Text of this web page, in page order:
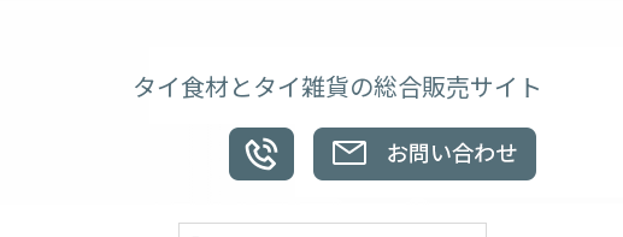
タイ食材とタイ雑貨の総合販売サイト